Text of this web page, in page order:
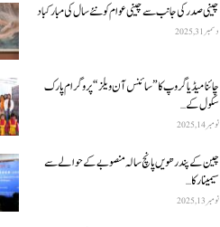
چینی صدر کی جانب سے چینی عوام کو نئے سال کی مبارکباد
دسمبر 31, 2025
چائنا میڈیا گروپ کا ”سائنس آن ویلز“ پروگرام پارک
سکول کے…
نومبر 14, 2025
چین کے پندرھویں پانچ سالہ منصوبے کے حوالے سے
سیمینار کا…
نومبر 13, 2025